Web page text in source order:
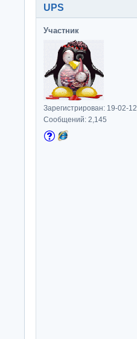
UPS
Участник
Зарегистрирован: 19-02-12
Сообщений: 2,145